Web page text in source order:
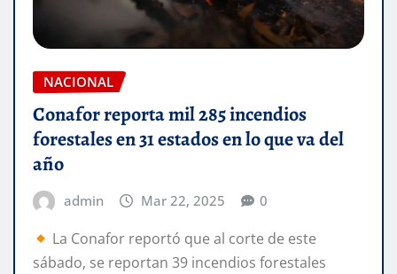
NACIONAL
Conafor reporta mil 285 incendios
forestales en 31 estados en lo que va del
año
admin Mar 22, 2025 0
La Conafor reportó que al corte de este
sábado, se reportan 39 incendios forestales